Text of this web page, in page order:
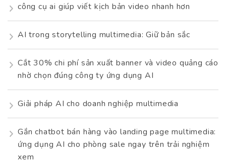
công cụ ai giúp viết kịch bản video nhanh hơn
AI trong storytelling multimedia: Giữ bản sắc
Cắt 30% chi phí sản xuất banner và video quảng cáo
nhờ chọn đúng công ty ứng dụng AI
Giải pháp AI cho doanh nghiệp multimedia
Gắn chatbot bán hàng vào landing page multimedia:
ứng dụng AI cho phòng sale ngay trên trải nghiệm
xem